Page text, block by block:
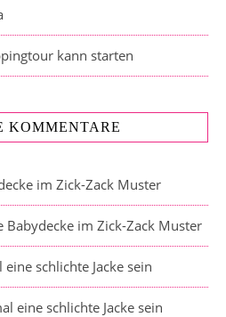
kann starten
KOMMENTARE
im Zick-Zack Muster
Babydecke im Zick-Zack Muster
schlichte Jacke sein
eine schlichte Jacke sein